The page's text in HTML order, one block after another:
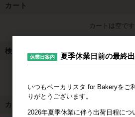
カート
カートは空です
検索
カテゴリ
休業日案内 夏季休業日前の最終
いつもベーカリスタ for Bakeryをご
りがとうございます。
2026年夏季休業に伴う出荷日程につ